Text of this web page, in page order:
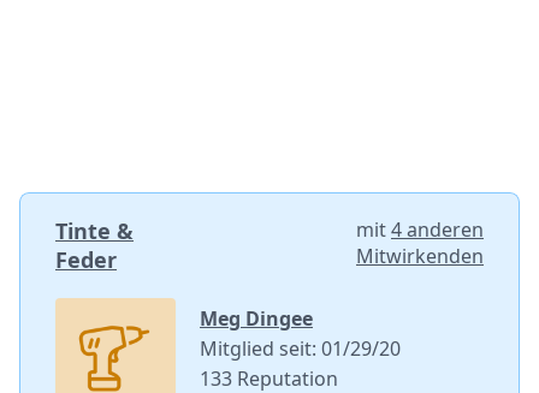
Tinte &
Feder
mit4 anderen
Mitwirkenden
Meg Dingee
Mitglied seit: 01/29/20
133 Reputation